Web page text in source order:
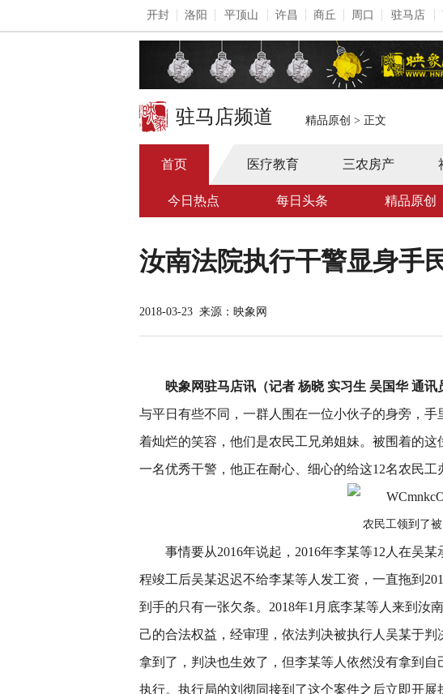
开封 洛阳 平顶山 许昌 商丘 周口 驻马店
驻马店频道 精品原创 > 正文
首页 医疗教育 三农房产
今日热点 每日头条 精品原创
汝南法院执行干警显身手
2018-03-23 来源：映象网
映象网驻马店讯（记者 杨晓 实习生 吴国华 通讯
与平日有些不同，一群人围在一位小伙子的身旁，
着灿烂的笑容，他们是农民工兄弟姐妹。被围着的
一名优秀干警，他正在耐心、细心的给这12名农民工
农民工领到了
事情要从2016年说起，2016年李某等12人在吴
程竣工后吴某迟迟不给李某等人发工资，一直拖到
到手的只有一张欠条。2018年1月底李某等人来到汝
己的合法权益，经审理，依法判决被执行人吴某于
拿到了，判决也生效了，但李某等人依然没有拿到
执行。执行局的刘彻同接到了这个案件之后立即开